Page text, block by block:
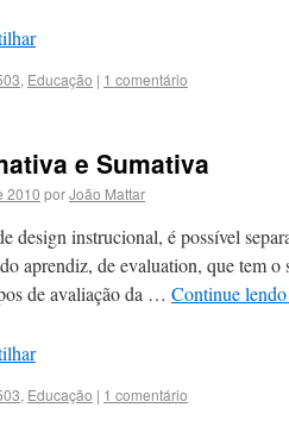
, Educação | 1 comentário
e Sumativa
2010 porJoão Mattar
design instrucional, é possível
aprendiz, de evaluation, que tem
de avaliação da … Continue lendo
, Educação | 1 comentário